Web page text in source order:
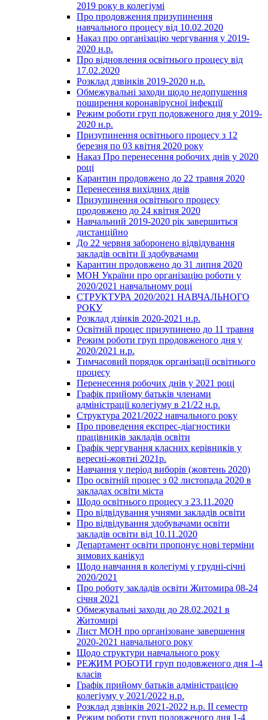
2019 року в колегіумі
Про продовження призупинення
навчального процесу від 10.02.2020
Наказ про організацію чергування у 2019-
2020 н.р.
Про відновлення освітнього процесу від
17.02.2020
Розклад дзвінків 2019-2020 н.р.
Обмежувальні заходи щодо недопушення
поширення коронавірусної інфекції
Режим роботи груп подовженого дня у 2019-
2020 н.р.
Призупинення освітнього процесу з 12
березня по 03 квітня 2020 року
Наказ Про перенесення робочих днів у 2020
році
Карантин продовжено до 22 травня 2020
Перенесення вихідних днів
Призупинення освітнього процесу
продовжено до 24 квітня 2020
Навчальний 2019-2020 рік завершиться
дистанційно
До 22 червня заборонено відвідування
закладів освіти її здобувачами
Карантин продовжено до 31 липня 2020
МОН України про організацію роботи у
2020/2021 навчальному році
СТРУКТУРА 2020/2021 НАВЧАЛЬНОГО
РОКУ
Розклад дзінків 2020-2021 н.р.
Освітній процес призупинено до 11 травня
Режим роботи груп продовженого дня у
2020/2021 н.р.
Тимчасовий порядок організації освітнього
процесу
Перенесення робочих днів у 2021 році
Графік прийому батьків членами
адміністрації колегіуму в 21/22 н.р.
Структура 2021/2022 навчального року
Про проведення експрес-діагностики
працівників закладів освіти
Графік чергування класних керівників у
вересні-жовтні 2021р.
Навчання у період виборів (жовтень 2020)
Про освітній процес з 02 листопада 2020 в
закладах освіти міста
Щодо освітнього процесу з 23.11.2020
Про відвідування учнями закладів освіти
Про відвідування здобувачами освіти
закладів освіти від 10.11.2020
Департамент освіти пропонує нові терміни
зимових канікул
Щодо навчання в колегіумі у грудні-січні
2020/2021
Про роботу закладів освіти Житомира 08-24
січня 2021
Обмежувальні заходи до 28.02.2021 в
Житомирі
Лист МОН про організоване завершення
2020-2021 навчального року
Щодо структури навчального року
РЕЖИМ РОБОТИ груп подовженого дня 1-4
класів
Графік прийому батьків адміністрацією
колегіуму у 2021/2022 н.р.
Розклад дзвінків 2021-2022 н.р. ІІ семестр
Режим роботи груп подовженого дня 1-4